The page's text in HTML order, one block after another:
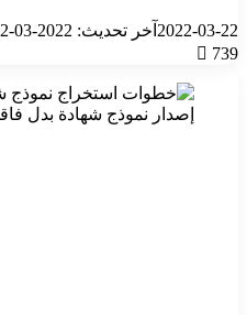
2022-03-22 آخر تحديث: 2022-03-22
739
إصدار نموذج شهادة بدل فاقد